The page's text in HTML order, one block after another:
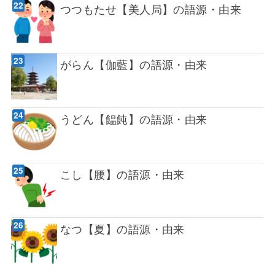
つつもたせ【美人局】の語源・由来
がらん【伽藍】の語源・由来
うどん【饂飩】の語源・由来
こし【腰】の語源・由来
なつ【夏】の語源・由来